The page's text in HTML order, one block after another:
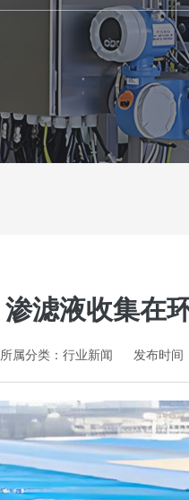
渗滤液收集在
所属分类：行业新闻 发布时